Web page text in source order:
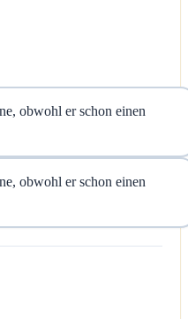
obwohl er schon einen
obwohl er schon einen